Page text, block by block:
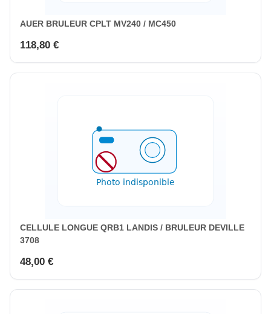
AUER BRULEUR CPLT MV240 / MC450
118,80 €
CELLULE LONGUE QRB1 LANDIS / BRULEUR DEVILLE
3708
48,00 €